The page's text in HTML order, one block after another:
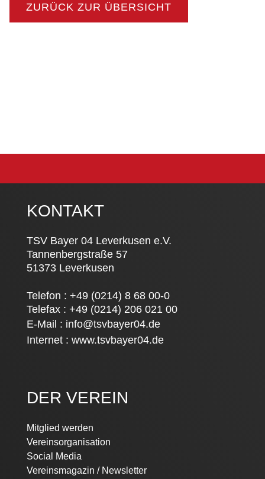
ZURÜCK ZUR ÜBERSICHT
KONTAKT
TSV Bayer 04 Leverkusen e.V.
Tannenbergstraße 57
51373 Leverkusen
Telefon : +49 (0214) 8 68 00-0
Telefax : +49 (0214) 206 021 00
E-Mail : info@tsvbayer04.de
Internet : www.tsvbayer04.de
DER VEREIN
Navigation
überspringen
Mitglied werden
Vereinsorganisation
Social Media
Vereinsmagazin / Newsletter